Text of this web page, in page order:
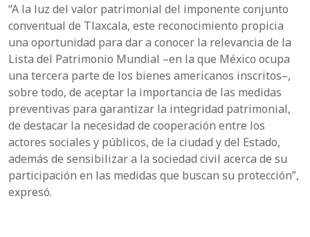
“A la luz del valor patrimonial del imponente conjunto
conventual de Tlaxcala, este reconocimiento propicia
una oportunidad para dar a conocer la relevancia de la
Lista del Patrimonio Mundial –en la que México ocupa
una tercera parte de los bienes americanos inscritos–,
sobre todo, de aceptar la importancia de las medidas
preventivas para garantizar la integridad patrimonial,
de destacar la necesidad de cooperación entre los
actores sociales y públicos, de la ciudad y del Estado,
además de sensibilizar a la sociedad civil acerca de su
participación en las medidas que buscan su protección”,
expresó.